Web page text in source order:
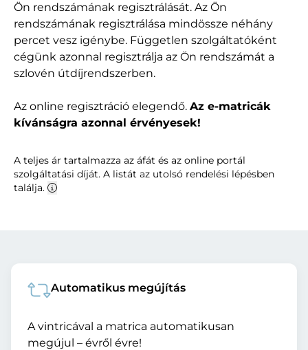
Ön rendszámának regisztrálását. Az Ön
rendszámának regisztrálása mindössze néhány
percet vesz igénybe. Független szolgáltatóként
cégünk azonnal regisztrálja az Ön rendszámát a
szlovén útdíjrendszerben.
Az online regisztráció elegendő. Az e-matricák
kívánságra azonnal érvényesek!
A teljes ár tartalmazza az áfát és az online portál
szolgáltatási díját. A listát az utolsó rendelési lépésben
találja.
Automatikus megújítás
A vintricával a matrica automatikusan
megújul – évről évre!